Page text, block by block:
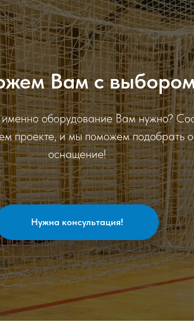
Вам с
оборудование Вам нужно?
проекте, и мы поможем подобрать
оснащение!
Нужна консультация!